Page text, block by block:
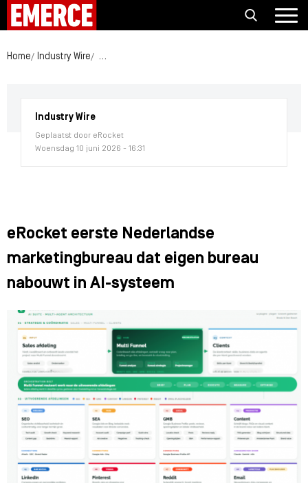
Home Industry Wire eRocket eerste Nederlandse marketingbureau
Industry Wire
Geplaatst door eRocket
Woensdag 10 juni 2026 - 16:31
eRocket eerste Nederlandse
marketingbureau dat eigen bureau
nabouwt in AI-systeem